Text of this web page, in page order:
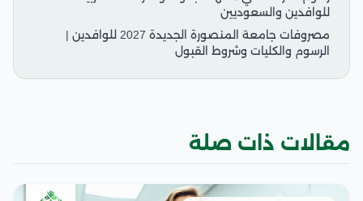
للوافدين والسعوديين
مصروفات جامعة المنصورة الجديدة 2027 للوافدين |
الرسوم والكليات وشروط القبول
مقالات ذات صلة